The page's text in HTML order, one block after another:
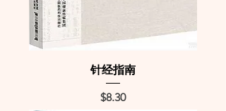
针经指南
Price
$8.30